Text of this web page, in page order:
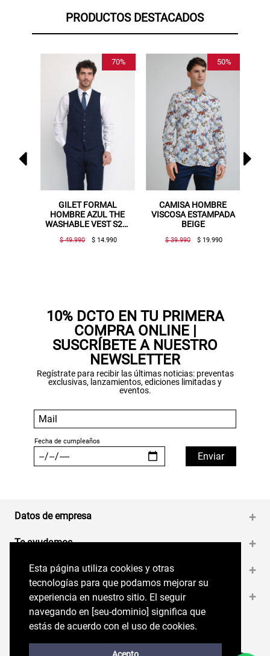
Esta página utiliza cookies y otras
tecnologías para que podamos mejorar su
experiencia en nuestro sitio. El seguir
navegando en perryellis.cl significa que estás
de acuerdo con el uso de cookies.
Esta página utiliza cookies y otras
tecnologías para que podamos mejorar su
experiencia en nuestro sitio. El seguir
navegando en [seu-dominio] significa que
estás de acuerdo con el uso de cookies.
PRODUCTOS DESTACADOS
50%
CAMISA HOMBRE
VISCOSA ESTAMPADA
BEIGE
$ 39.990 $ 19.990
70%
GILET FORMAL
HOMBRE AZUL MEDIO
THE WASHABLE VEST
$ 49.990 $ 14.990
10% DCTO EN TU PRIMERA
COMPRA ONLINE |
SUSCRÍBETE A NUESTRO
NEWSLETTER
Regístrate para recibir las últimas noticias: preventas
exclusivas, lanzamientos, ediciones limitadas y
eventos.
Datos de empresa +
Te ayudamos +
Medios de pago +
Contáctanos +
Síguenos en nuestras RRSS
Trabaja con Nosotros